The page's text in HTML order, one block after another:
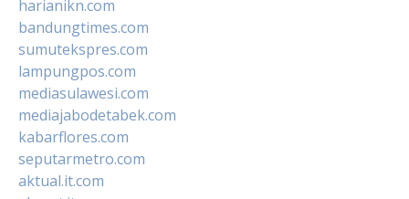
harianikn.com
bandungtimes.com
sumutekspres.com
lampungpos.com
mediasulawesi.com
mediajabodetabek.com
kabarflores.com
seputarmetro.com
aktual.it.com